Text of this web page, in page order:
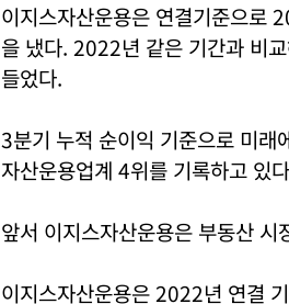
이지스자산운용은 연결기준으로
을 냈다. 2022년 같은 기간과 비
들었다.
3분기 누적 순이익 기준으로 미래
자산운용업계 4위를 기록하고 있
앞서 이지스자산운용은 부동산
이지스자산운용은 2022년 연결